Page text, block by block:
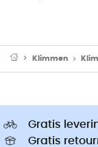
Klimmen
Gratis
Gratis